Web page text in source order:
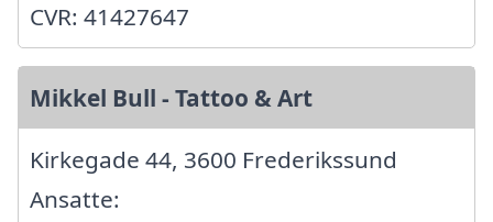
CVR: 41427647
Mikkel Bull - Tattoo & Art
Kirkegade 44, 3600 Frederikssund
Ansatte: